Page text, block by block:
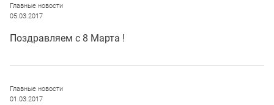
Главные новости
05.03.2017
Поздравляем с 8 Марта !
Главные новости
01.03.2017